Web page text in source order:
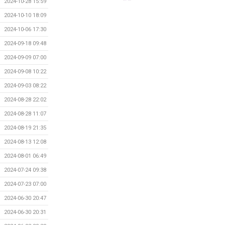
2024-10-10 18:09
2024-10-06 17:30
2024-09-18 09:48
2024-09-09 07:00
2024-09-08 10:22
2024-09-03 08:22
2024-08-28 22:02
2024-08-28 11:07
2024-08-19 21:35
2024-08-13 12:08
2024-08-01 06:49
2024-07-24 09:38
2024-07-23 07:00
2024-06-30 20:47
2024-06-30 20:31